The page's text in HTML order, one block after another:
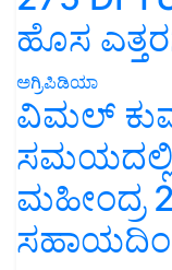
ಹೊಸ
ಅಗ್ರಿಪಿಡಿಯಾ
ವಿಮಲ್
ಸಮಯದಲ್ಲಿ
ಮಹೀಂದ್ರ